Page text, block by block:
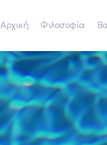
Αρχική Φιλοσοφία